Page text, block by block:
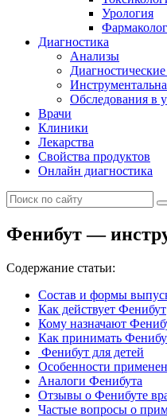
Урология
Диагностика
Анализы
Обследования в
Врачи
Клиники
Лекарства
Свойства продуктов
Онлайн диагностика
Фенибут —
Содержание статьи:
Состав и формы
Как действует Фенибут
Кому назначают
Как принимать
Фенибут для детей
Особенности
Аналоги Фенибута
Отзывы о Фенибуте
Частые вопросы о